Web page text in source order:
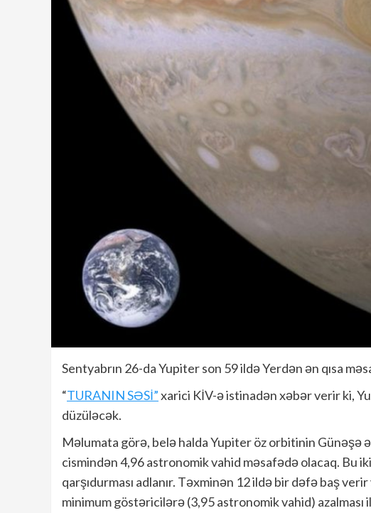
Sentyabrın 26-da Yupiter son 59 ildə Yerdən ən qısa
“TURANIN SƏSİ”xarici KİV-ə istinadən xəbər verir ki,
düzüləcək.
Məlumata görə, belə halda Yupiter öz orbitinin Günəşə
cismindən 4,96 astronomik vahid məsafədə olacaq. Bu
qarşıdurması adlanır. Təxminən 12 ildə bir dəfə baş
minimum göstəricilərə (3,95 astronomik vahid) azalması